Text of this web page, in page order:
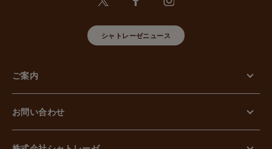
【組織的安全管理措置】
用、個人情報の取扱い状況を確認する手段の整備、漏えい
等事案に対応する体制の整備、取扱い状況の把握及び安全
管理措置の見直し等に関して、必要な措置を講じていま
個人情報の取扱いに関する留意事項について、従業員に定
持に関する事項を含む誓約書を取得しております。
【物理的安全管理措置】
個人情報を取り扱う区域の管理、機器及び電子媒体等の盗
難等の防止、電子媒体等を持ち運ぶ場合の漏えい等の防
て、必要な措置を講じています。
シャトレーゼニュース
ご案内
お問い合わせ